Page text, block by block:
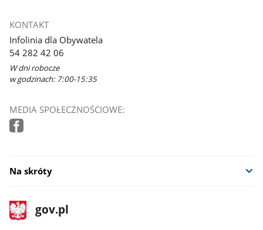
KONTAKT
Infolinia dla Obywatela
54 282 42 06
W dni robocze
w godzinach: 7:00-15:35
MEDIA SPOŁECZNOŚCIOWE:
Na skróty
stopka
gov.pl
Strona
gov.pl